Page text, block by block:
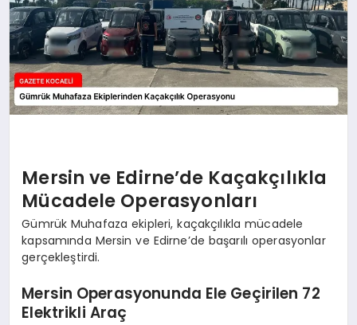
SAĞLIK
EĞITIM
Mersin ve Edirne’de Kaçakçılıkla
Mücadele Operasyonları
Gümrük Muhafaza ekipleri, kaçakçılıkla mücadele
kapsamında Mersin ve Edirne’de başarılı operasyonlar
gerçekleştirdi.
Mersin Operasyonunda Ele Geçirilen 72
Elektrikli Araç